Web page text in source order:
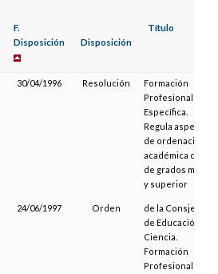
F.
Disposición
Disposición
Título
30/04/1996 Resolución
Formación
Profesional
Específica.
Regula aspectos
de ordenación
académica de la
de grados medio
y superior
24/06/1997 Orden
de la Consjería
de Educación y
Ciencia.
Formación
Profesional